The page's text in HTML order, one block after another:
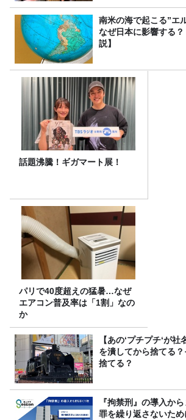
南米の海で起こる”エ
なぜ日本に影響する
説】
話題沸騰！ギガマート展！
パリで40度超えの猛暑…なぜ
エアコン普及率は「1割」なの
か
【あの‘プチプチ‘が
を潰してから捨てる
捨てる？
『拘禁刑』の導入か
罪を繰り返さないた